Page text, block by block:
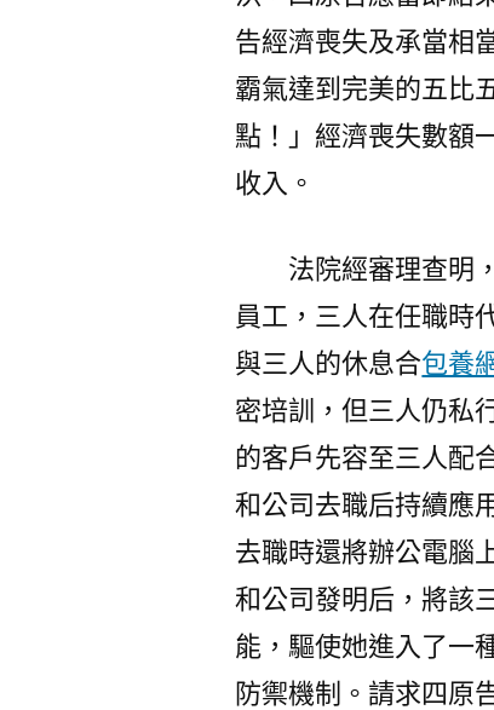
告經濟喪失及承當相
霸氣達到完美的五比
點！」經濟喪失數額
收入。
法院經審理查明
員工，三人在任職時
與三人的休息合包養
密培訓，但三人仍私
的客戶先容至三人配
和公司去職后持續應
去職時還將辦公電腦
和公司發明后，將該
能，驅使她進入了一
防禦機制。請求四原